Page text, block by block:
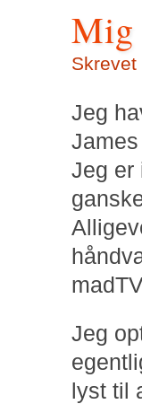
Mig
Skrevet
Jeg
Jeg er
Jeg
lyst til